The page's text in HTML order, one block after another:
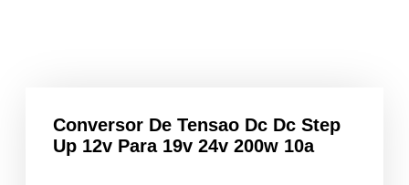
Conversor De Tensao Dc Dc Step
Up 12v Para 19v 24v 200w 10a